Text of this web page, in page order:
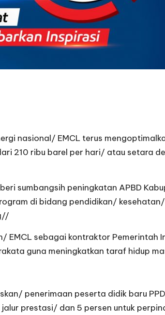
nasional/ EMCL terus
210 ribu barel per hari/ atau setara
sumbangsih peningkatan APBD
di bidang pendidikan/
EMCL sebagai kontraktor Pemerintah
guna meningkatkan taraf hidup
penerimaan peserta didik baru
prestasi/ dan 5 persen untuk